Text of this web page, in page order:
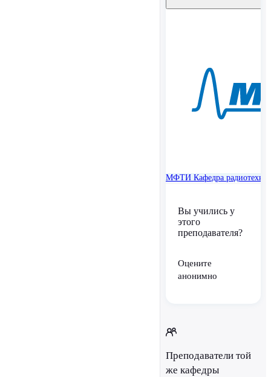
МФТИ Кафедра
Вы учились у
этого
преподавателя?
Оцените
анонимно
Преподаватели той
же кафедры